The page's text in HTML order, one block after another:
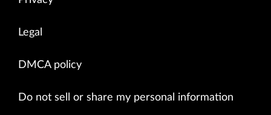
Legal
DMCA policy
Do not sell or share my personal information